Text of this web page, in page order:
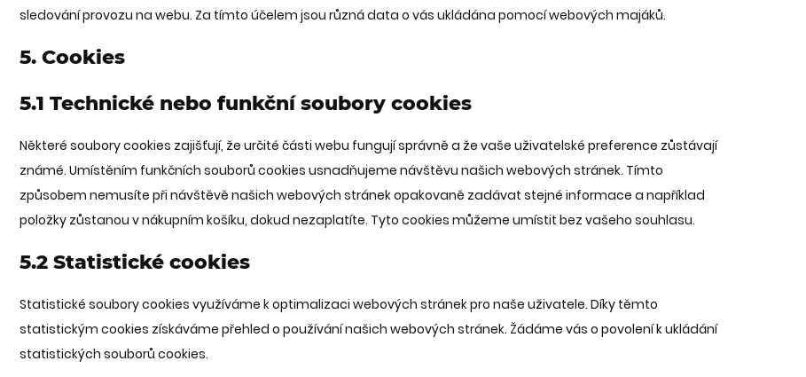
sledování provozu na webu. Za tímto účelem jsou různá data o vás ukládána pomocí webových majáků.
5. Cookies
5.1 Technické nebo funkční soubory cookies
Některé soubory cookies zajišťují, že určité části webu fungují správně a že vaše uživatelské preference zůstávají
známé. Umístěním funkčních souborů cookies usnadňujeme návštěvu našich webových stránek. Tímto
způsobem nemusíte při návštěvě našich webových stránek opakovaně zadávat stejné informace a například
položky zůstanou v nákupním košíku, dokud nezaplatíte. Tyto cookies můžeme umístit bez vašeho souhlasu.
5.2 Statistické cookies
Statistické soubory cookies využíváme k optimalizaci webových stránek pro naše uživatele. Díky těmto
statistickým cookies získáváme přehled o používání našich webových stránek. Žádáme vás o povolení k ukládání
statistických souborů cookies.